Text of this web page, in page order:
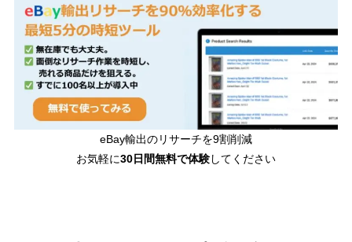
eBay輸出のリサーチを9割削減
お気軽に30日間無料で体験してください